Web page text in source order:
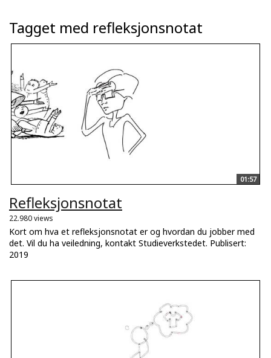
Tagget med refleksjonsnotat
01:57
Refleksjonsnotat
22.980 views
Kort om hva et refleksjonsnotat er og hvordan du jobber med
det. Vil du ha veiledning, kontakt Studieverkstedet. Publisert:
2019